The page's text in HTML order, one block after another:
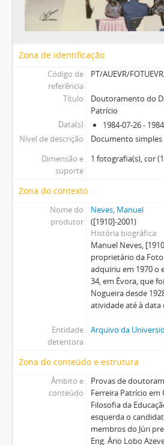
Zona de identificação
Código de
referência
PT/AUEVR/
Título
Doutoramento do
Patrício
Data(s)
1984-07-26 -
Nível de descrição
Documento simples
Dimensão e
suporte
1 fotografia(s), cor
Zona do contexto
Nome do
produtor
Neves, Manuel
([1910]-2001)
História biográfica
Manuel Neves,
proprietário da
adquiriu em 1970 o
34, em Évora, que
Nogueira desde
atividade até à data
Entidade
detentora
Arquivo da
Zona do conteúdo e estrutura
Âmbito e
conteúdo
Provas de
Ferreira Patrício em
Filosofia da
esquerda o
membros do Júri
Eng. Ário Lobo